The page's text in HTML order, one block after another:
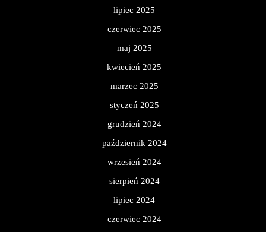
lipiec 2025
czerwiec 2025
maj 2025
kwiecień 2025
marzec 2025
styczeń 2025
grudzień 2024
październik 2024
wrzesień 2024
sierpień 2024
lipiec 2024
czerwiec 2024